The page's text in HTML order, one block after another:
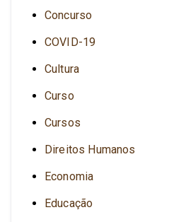
Concurso
COVID-19
Cultura
Curso
Cursos
Direitos Humanos
Economia
Educação